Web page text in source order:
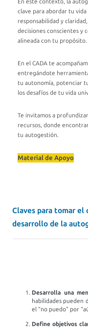
En este contexto, la
clave para abordar tu
responsabilidad y
decisiones conscientes y
alineada con tu propósito.
En el CADA te
entregándote
tu autonomía, potenciar
los desafíos de tu vida
Te invitamos a
recursos, donde
tu autogestión.
Material de Apoyo
Claves para tomar
desarrollo de la
Desarrolla una
habilidades pueden
el “no puedo” por
Define objetivos